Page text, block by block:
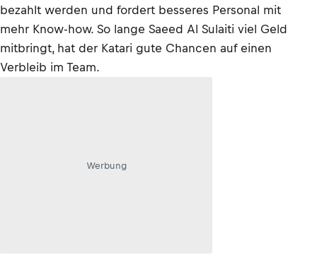
bezahlt werden und fordert besseres Personal mit
mehr Know-how. So lange Saeed Al Sulaiti viel Geld
mitbringt, hat der Katari gute Chancen auf einen
Verbleib im Team.
Werbung